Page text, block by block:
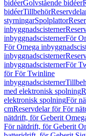
bidéerGolvstående bidéer
bidéerTillbehör
styrningarSpolplattor
inbyggnadscisterner
inbyggnadscisternerFör
För Omega
inbyggnadscisterner
inbyggnadscisternerFör
för För Twinline
inbyggnadscisterner
med elektronisk spolning
elektronisk spolningFör
cmReservdelar för För
nätdrift, för Geberit
För nätdrift, för Geberit